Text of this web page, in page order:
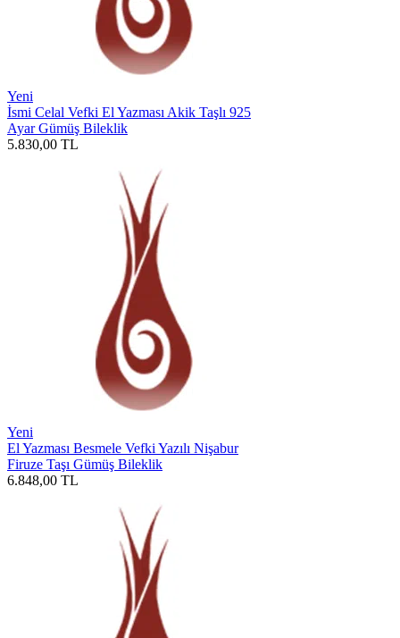
Yeni
İsmi Celal Vefki El Yazması Akik Taşlı 925
Ayar Gümüş Bileklik
5.830,00 TL
Yeni
El Yazması Besmele Vefki Yazılı Nişabur
Firuze Taşı Gümüş Bileklik
6.848,00 TL